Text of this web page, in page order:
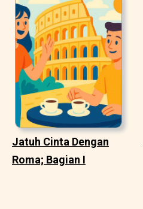
Jatuh Cinta Dengan
Roma; Bagian I